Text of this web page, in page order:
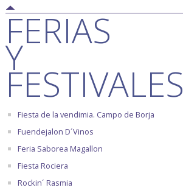
FERIAS
Y
FESTIVALES
Fiesta de la vendimia. Campo de Borja
Fuendejalon D´Vinos
Feria Saborea Magallon
Fiesta Rociera
Rockin´ Rasmia